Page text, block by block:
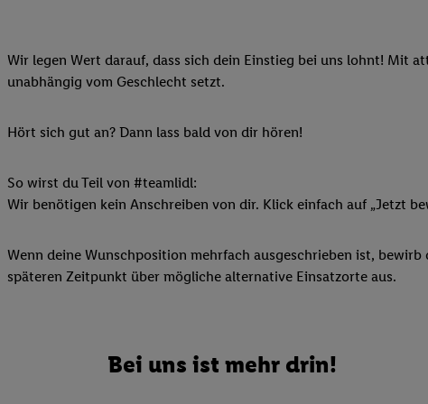
Wir legen Wert darauf, dass sich dein Einstieg bei uns lohnt! Mit
unabhängig vom Geschlecht setzt.
Hört sich gut an? Dann lass bald von dir hören!
So wirst du Teil von #teamlidl:
Wir benötigen kein Anschreiben von dir. Klick einfach auf „Jetzt
Wenn deine Wunschposition mehrfach ausgeschrieben ist,
späteren Zeitpunkt über mögliche alternative Einsatzorte aus.
Bei uns ist mehr drin!
Zudem erlauben Sie
Adresse und einer
können Ihre Einwilligung
(„consenthub“)oder über
Marketing“ am unteren
sämtlicher genannten